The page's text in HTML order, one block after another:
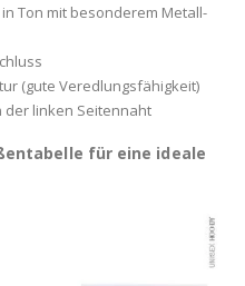
Ton mit besonderem Metall-
(gute Veredlungsfähigkeit)
der linken Seitennaht
für eine ideale